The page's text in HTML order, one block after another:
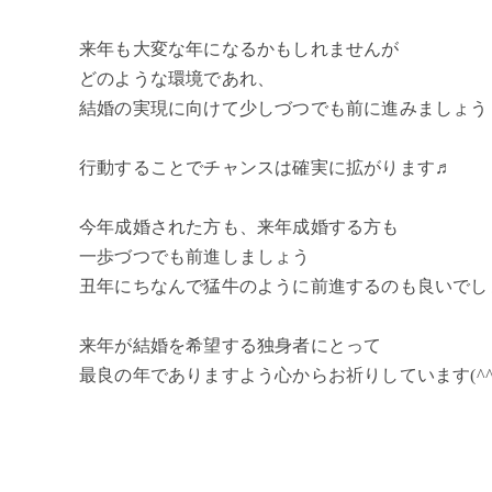
来年も大変な年になるかもしれませんが
どのような環境であれ、
結婚の実現に向けて少しづつでも前に進みましょう
行動することでチャンスは確実に拡がります♬
今年成婚された方も、来年成婚する方も
一歩づつでも前進しましょう
丑年にちなんで猛牛のように前進するのも良いで
来年が結婚を希望する独身者にとって
最良の年でありますよう心からお祈りしています